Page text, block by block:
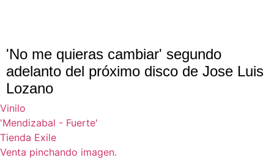
'No me quieras cambiar' segundo
adelanto del próximo disco de Jose Luis
Lozano
Vinilo
'Mendizabal - Fuerte'
Tienda Exile
Venta pinchando imagen.